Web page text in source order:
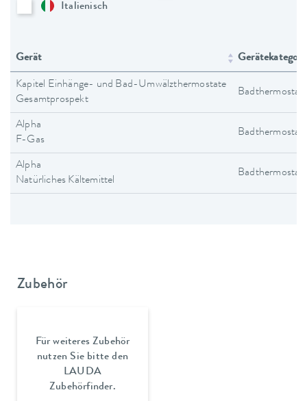
Italienisch
Gerät
Kapitel Einhänge- und Bad-Umwälzthermostate
Gesamtprospekt
Alpha
F-Gas
Alpha
Natürliches Kältemittel
Zubehör
Für weiteres Zubehör
nutzen Sie bitte den
LAUDA
Zubehörfinder.